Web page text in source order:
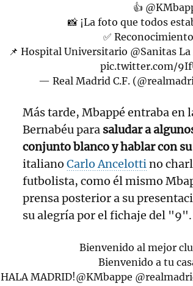
👍
📸 ¡La foto que todos
✅
📌 Hospital Universitario @SanitasLa
pic.twitter.com/
— Real Madrid C.F.
Más tarde, Mbappé entraba en
Bernabéu para saludar a
conjunto blanco y hablar con
italiano Carlo Ancelottino
futbolista, como él mismo
prensa posterior a su
su alegría por el fichaje del "9".
Bienvenido al mejor
Bienvenido a tu
HALA MADRID!@KMbappe